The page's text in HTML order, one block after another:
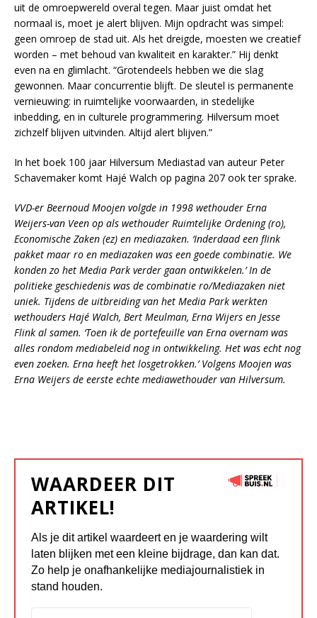
uit de omroepwereld overal tegen. Maar juist omdat het
normaal is, moet je alert blijven. Mijn opdracht was simpel:
geen omroep de stad uit. Als het dreigde, moesten we creatief
worden – met behoud van kwaliteit en karakter.” Hij denkt
even na en glimlacht. “Grotendeels hebben we die slag
gewonnen. Maar concurrentie blijft. De sleutel is permanente
vernieuwing: in ruimtelijke voorwaarden, in stedelijke
inbedding, en in culturele programmering. Hilversum moet
zichzelf blijven uitvinden. Altijd alert blijven.”
In het boek 100 jaar Hilversum Mediastad van auteur Peter
Schavemaker komt Hajé Walch op pagina 207 ook ter sprake.
VVD-er Beernoud Moojen volgde in 1998 wethouder Erna
Weijers-van Veen op als wethouder Ruimtelijke Ordening (ro),
Economische Zaken (ez) en mediazaken. ‘Inderdaad een flink
pakket maar ro en mediazaken was een goede combinatie. We
konden zo het Media Park verder gaan ontwikkelen.’ In de
politieke geschiedenis was de combinatie ro/Mediazaken niet
uniek. Tijdens de uitbreiding van het Media Park werkten
wethouders Hajé Walch, Bert Meulman, Erna Wijers en Jesse
Flink al samen. ‘Toen ik de portefeuille van Erna overnam was
alles rondom mediabeleid nog in ontwikkeling. Het was echt nog
even zoeken. Erna heeft het losgetrokken.’ Volgens Moojen was
Erna Weijers de eerste echte mediawethouder van Hilversum.
WAARDEER DIT
ARTIKEL!
Als je dit artikel waardeert en je waardering wilt
laten blijken met een kleine bijdrage, dan kan dat.
Zo help je onafhankelijke mediajournalistiek in
stand houden.